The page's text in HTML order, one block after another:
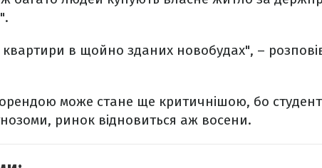
в щойно зданих новобудах", –
орендою може стане ще критичнішою, бо
ринок відновиться аж восени.